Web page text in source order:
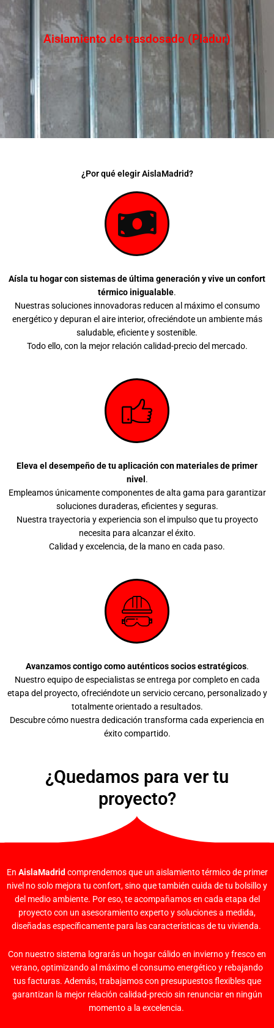
Aislamiento de trasdosado (Pladur)
¿Por qué elegir AislaMadrid?
Aísla tu hogar con sistemas de última generación y vive un confort
térmico inigualable.
Nuestras soluciones innovadoras reducen al máximo el consumo
energético y depuran el aire interior, ofreciéndote un ambiente más
saludable, eficiente y sostenible.
Todo ello, con la mejor relación calidad-precio del mercado.
Eleva el desempeño de tu aplicación con materiales de primer
nivel .
Empleamos únicamente componentes de alta gama para garantizar
soluciones duraderas, eficientes y seguras.
Nuestra trayectoria y experiencia son el impulso que tu proyecto
necesita para alcanzar el éxito.
Calidad y excelencia, de la mano en cada paso.
Avanzamos contigo como auténticos socios estratégicos.
Nuestro equipo de especialistas se entrega por completo en cada
etapa del proyecto, ofreciéndote un servicio cercano, personalizado y
totalmente orientado a resultados.
Descubre cómo nuestra dedicación transforma cada experiencia en
éxito compartido.
¿Quedamos para ver tu
proyecto?
En AislaMadrid comprendemos que un aislamiento térmico de primer
nivel no solo mejora tu confort, sino que también cuida de tu bolsillo y
del medio ambiente. Por eso, te acompañamos en cada etapa del
proyecto con un asesoramiento experto y soluciones a medida,
diseñadas específicamente para las características de tu vivienda.
Con nuestro sistema lograrás un hogar cálido en invierno y fresco en
verano, optimizando al máximo el consumo energético y rebajando
tus facturas. Además, trabajamos con presupuestos flexibles que
garantizan la mejor relación calidad-precio sin renunciar en ningún
momento a la excelencia.